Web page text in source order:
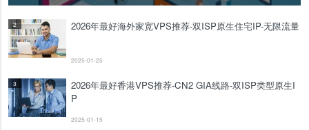
2 2026年最好海外家宽VPS推荐-双ISP原生住宅IP-无限流量
2025-01-25
3
2026年最好香港VPS推荐-CN2 GIA线路-双ISP类型原生I
P
2025-01-15